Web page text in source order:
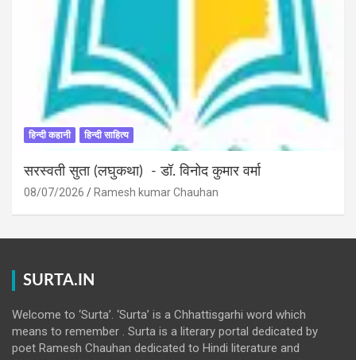
हिन्दी कहानी हिन्दी साहित्य
सरस्वती सुता (लघुकथा) ​- डॉ. विनोद कुमार वर्मा
08/07/2026 Ramesh kumar Chauhan
SURTA.IN
Welcome to ‘Surta’. ‘Surta’ is a Chhattisgarhi word which
means to remember . Surta is a literary portal dedicated by
poet Ramesh Chauhan dedicated to Hindi literature and